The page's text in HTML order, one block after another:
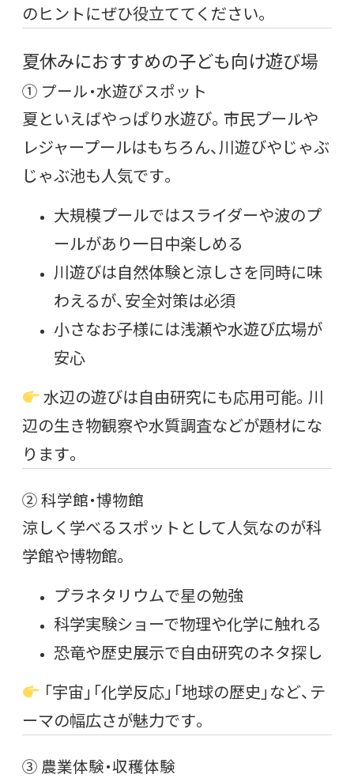
のヒントにぜひ役立ててください。
夏休みにおすすめの子ども向け遊び場
① プール・水遊びスポット
夏といえばやっぱり水遊び。市民プールや
レジャープールはもちろん、川遊びやじゃぶ
じゃぶ池も人気です。
大規模プールではスライダーや波のプ
ールがあり一日中楽しめる
川遊びは自然体験と涼しさを同時に味
わえるが、安全対策は必須
小さなお子様には浅瀬や水遊び広場が
安心
水辺の遊びは自由研究にも応用可能。川
辺の生き物観察や水質調査などが題材にな
ります。
② 科学館・博物館
涼しく学べるスポットとして人気なのが科
学館や博物館。
プラネタリウムで星の勉強
科学実験ショーで物理や化学に触れる
恐竜や歴史展示で自由研究のネタ探し
「宇宙」「化学反応」「地球の歴史」など、テ
ーマの幅広さが魅力です。
③ 農業体験・収穫体験